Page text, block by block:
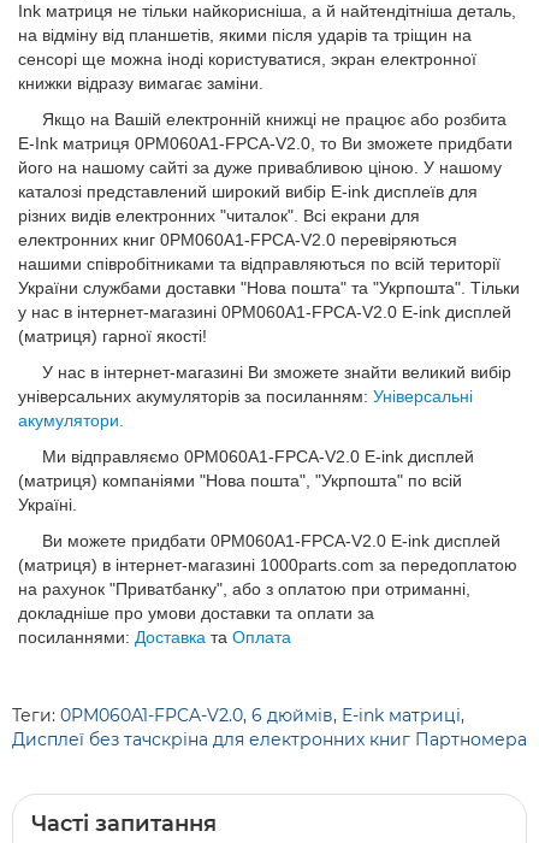
Ink матриця не тільки найкорисніша, а й найтендітніша деталь,
на відміну від планшетів, якими після ударів та тріщин на
сенсорі ще можна іноді користуватися, экран електронної
книжки відразу вимагає заміни.
Якщо на Вашій електронній книжці не працює або розбита
E-Ink матриця 0PM060A1-FPCA-V2.0, то Ви зможете придбати
його на нашому сайті за дуже привабливою ціною. У нашому
каталозі представлений широкий вибір E-ink дисплеїв для
різних видів електронних "читалок". Всі екрани для
електронних книг 0PM060A1-FPCA-V2.0 перевіряються
нашими співробітниками та відправляються по всій території
України службами доставки "Нова пошта" та "Укрпошта". Тільки
у нас в інтернет-магазині 0PM060A1-FPCA-V2.0 E-ink дисплей
(матриця) гарної якості!
У нас в інтернет-магазині Ви зможете знайти великий вибір
універсальних акумуляторів за посиланням: Універсальні
акумулятори.
Ми відправляємо 0PM060A1-FPCA-V2.0 E-ink дисплей
(матриця) компаніями "Нова пошта", "Укрпошта" по всій
Україні.
Ви можете придбати 0PM060A1-FPCA-V2.0 E-ink дисплей
(матриця) в інтернет-магазині 1000parts.com за передоплатою
на рахунок "Приватбанку", або з оплатою при отриманні,
докладніше про умови доставки та оплати за
посиланнями: Доставка та Оплата
Теги: 0PM060A1-FPCA-V2.0, 6 дюймів, E-ink матриці,
Дисплеї без тачскріна для електронних книг Партномера
Часті запитання